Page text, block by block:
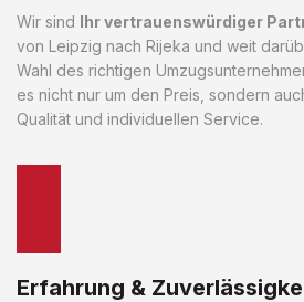
Wir sind Ihr vertrauenswürdiger
von Leipzig nach Rijeka und weit
Wahl des richtigen
es nicht nur um den Preis, sondern
Qualität und individuellen Service.
Erfahrung &